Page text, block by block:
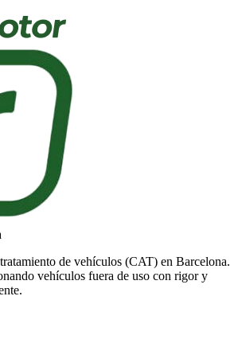
de vehículos (CAT) en Barcelona.
vehículos fuera de uso con rigor y